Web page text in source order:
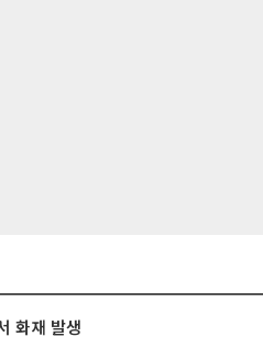
화재 발생